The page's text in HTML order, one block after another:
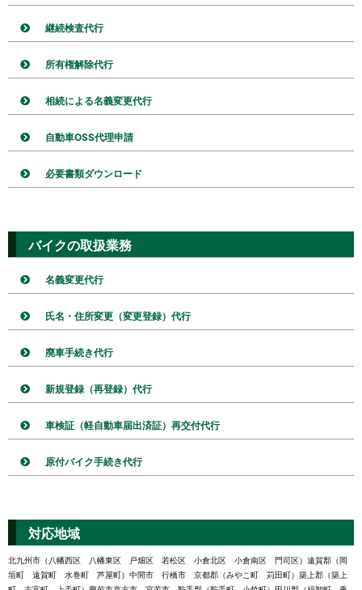
継続検査代行
所有権解除代行
相続による名義変更代行
自動車OSS代理申請
必要書類ダウンロード
バイクの取扱業務
名義変更代行
氏名・住所変更（変更登録）代行
廃車手続き代行
新規登録（再登録）代行
車検証（軽自動車届出済証）再交付代行
原付バイク手続き代行
対応地域
北九州市（八幡西区 八幡東区 戸畑区 若松区 小倉北区 小倉南区 門司区）遠賀郡（岡
垣町 遠賀町 水巻町 芦屋町）中間市 行橋市 京都郡（みやこ町 苅田町）築上郡（築上